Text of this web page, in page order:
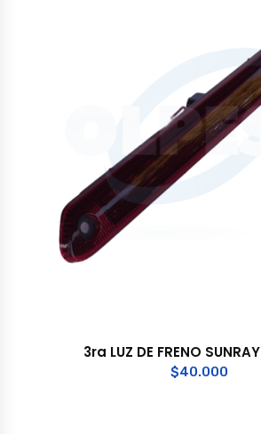
3ra LUZ DE FRENO
$40.000